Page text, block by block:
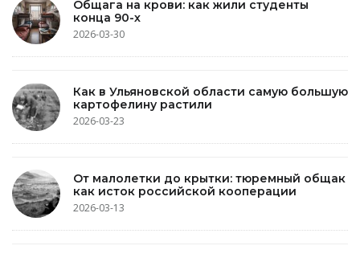
Общага на крови: как жили студенты
конца 90-х
2026-03-30
Как в Ульяновской области самую большую
картофелину растили
2026-03-23
От малолетки до крытки: тюремный общак
как исток российской кооперации
2026-03-13